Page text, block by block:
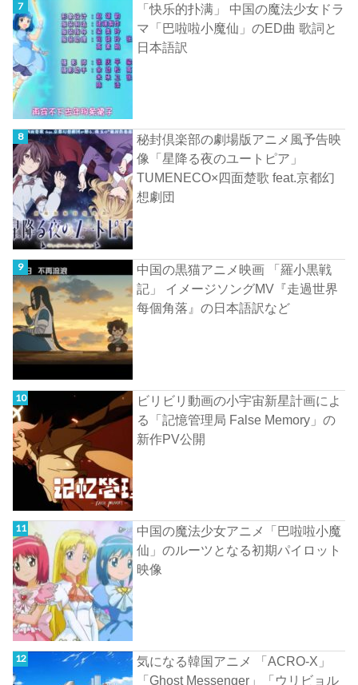
「快乐的扑满」 中国の魔法少女ドラ
マ「巴啦啦小魔仙」のED曲 歌詞と
日本語訳
秘封倶楽部の劇場版アニメ風予告映
像「星降る夜のユートピア」
TUMENECO×四面楚歌 feat.京都幻
想劇団
中国の黒猫アニメ映画 「羅小黒戦
記」 イメージソングMV『走過世界
每個角落』の日本語訳など
ビリビリ動画の小宇宙新星計画によ
る「記憶管理局 False Memory」の
新作PV公開
中国の魔法少女アニメ「巴啦啦小魔
仙」のルーツとなる初期パイロット
映像
気になる韓国アニメ 「ACRO-X」
「Ghost Messenger」「ウリビョル